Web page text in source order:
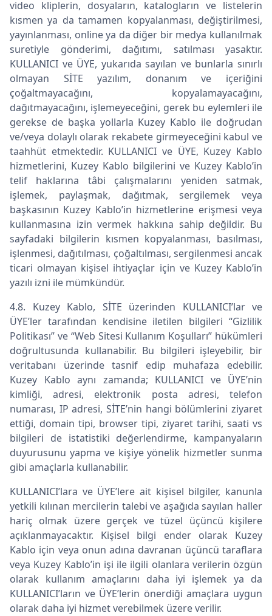
video kliplerin, dosyaların, katalogların ve listelerin
kısmen ya da tamamen kopyalanması, değiştirilmesi,
yayınlanması, online ya da diğer bir medya kullanılmak
suretiyle gönderimi, dağıtımı, satılması yasaktır.
KULLANICI ve ÜYE, yukarıda sayılan ve bunlarla sınırlı
olmayan SİTE yazılım, donanım ve içeriğini
çoğaltmayacağını, kopyalamayacağını,
dağıtmayacağını, işlemeyeceğini, gerek bu eylemleri ile
gerekse de başka yollarla Kuzey Kablo ile doğrudan
ve/veya dolaylı olarak rekabete girmeyeceğini kabul ve
taahhüt etmektedir. KULLANICI ve ÜYE, Kuzey Kablo
hizmetlerini, Kuzey Kablo bilgilerini ve Kuzey Kablo’in
telif haklarına tâbi çalışmalarını yeniden satmak,
işlemek, paylaşmak, dağıtmak, sergilemek veya
başkasının Kuzey Kablo’in hizmetlerine erişmesi veya
kullanmasına izin vermek hakkına sahip değildir. Bu
sayfadaki bilgilerin kısmen kopyalanması, basılması,
işlenmesi, dağıtılması, çoğaltılması, sergilenmesi ancak
ticari olmayan kişisel ihtiyaçlar için ve Kuzey Kablo’in
yazılı izni ile mümkündür.
4.8. Kuzey Kablo, SİTE üzerinden KULLANICI’lar ve
ÜYE’ler tarafından kendisine iletilen bilgileri “Gizlilik
Politikası” ve “Web Sitesi Kullanım Koşulları” hükümleri
doğrultusunda kullanabilir. Bu bilgileri işleyebilir, bir
veritabanı üzerinde tasnif edip muhafaza edebilir.
Kuzey Kablo aynı zamanda; KULLANICI ve ÜYE’nin
kimliği, adresi, elektronik posta adresi, telefon
numarası, IP adresi, SİTE’nin hangi bölümlerini ziyaret
ettiği, domain tipi, browser tipi, ziyaret tarihi, saati vs
bilgileri de istatistiki değerlendirme, kampanyaların
duyurusunu yapma ve kişiye yönelik hizmetler sunma
gibi amaçlarla kullanabilir.
KULLANICI’lara ve ÜYE’lere ait kişisel bilgiler, kanunla
yetkili kılınan mercilerin talebi ve aşağıda sayılan haller
hariç olmak üzere gerçek ve tüzel üçüncü kişilere
açıklanmayacaktır. Kişisel bilgi ender olarak Kuzey
Kablo için veya onun adına davranan üçüncü taraflara
veya Kuzey Kablo’in işi ile ilgili olanlara verilerin özgün
olarak kullanım amaçlarını daha iyi işlemek ya da
KULLANICI’ların ve ÜYE’lerin önerdiği amaçlara uygun
olarak daha iyi hizmet verebilmek üzere verilir.